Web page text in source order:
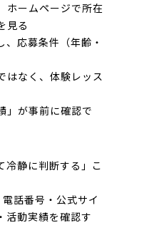
ホームページで所在
見る
、応募条件（年齢・
はなく、体験レッス
」が事前に確認で
冷静に判断する」こ
話番号・公式サイ
活動実績を確認す